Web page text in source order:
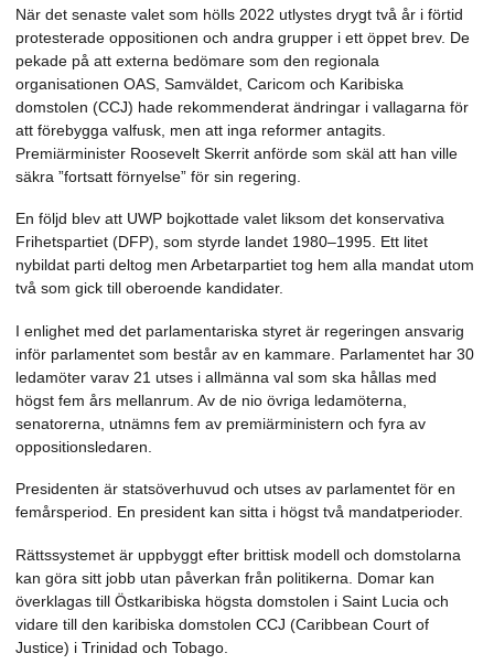
När det senaste valet som hölls 2022 utlystes drygt två år i förtid
protesterade oppositionen och andra grupper i ett öppet brev. De
pekade på att externa bedömare som den regionala
organisationen OAS, Samväldet, Caricom och Karibiska
domstolen (CCJ) hade rekommenderat ändringar i vallagarna för
att förebygga valfusk, men att inga reformer antagits.
Premiärminister Roosevelt Skerrit anförde som skäl att han ville
säkra ”fortsatt förnyelse” för sin regering.
En följd blev att UWP bojkottade valet liksom det konservativa
Frihetspartiet (DFP), som styrde landet 1980–1995. Ett litet
nybildat parti deltog men Arbetarpartiet tog hem alla mandat utom
två som gick till oberoende kandidater.
I enlighet med det parlamentariska styret är regeringen ansvarig
inför parlamentet som består av en kammare. Parlamentet har 30
ledamöter varav 21 utses i allmänna val som ska hållas med
högst fem års mellanrum. Av de nio övriga ledamöterna,
senatorerna, utnämns fem av premiärministern och fyra av
oppositionsledaren.
Presidenten är statsöverhuvud och utses av parlamentet för en
femårsperiod. En president kan sitta i högst två mandatperioder.
Rättssystemet är uppbyggt efter brittisk modell och domstolarna
kan göra sitt jobb utan påverkan från politikerna. Domar kan
överklagas till Östkaribiska högsta domstolen i Saint Lucia och
vidare till den karibiska domstolen CCJ (Caribbean Court of
Justice) i Trinidad och Tobago.